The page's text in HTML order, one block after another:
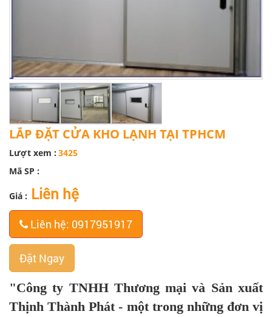
LẮP ĐẶT CỬA KHO LẠNH TẠI TPHCM
Lượt xem : 3425
Mã SP :
Giá : Liên hệ
Liên hệ: 0917951917
Đặt Ngay
"Công ty TNHH Thương mại và Sản xuất
Thịnh Thành Phát - một trong những đơn vị